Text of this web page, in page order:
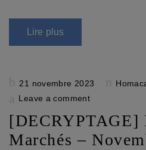
Lire plus
Posted
21 novembre 2023
Leave a comment
[DECRYPTAGE]
Marchés –